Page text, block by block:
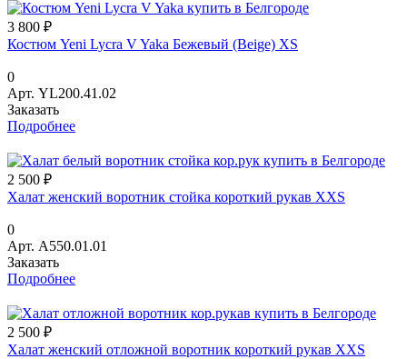
3 800 ₽
Костюм Yeni Lycra V Yaka Бежевый (Beige) XS
0
Арт. YL200.41.02
Заказать
Подробнее
2 500 ₽
Халат женский воротник стойка короткий рукав XXS
0
Арт. A550.01.01
Заказать
Подробнее
2 500 ₽
Халат женский отложной воротник короткий рукав XXS